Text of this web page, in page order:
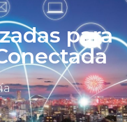
para